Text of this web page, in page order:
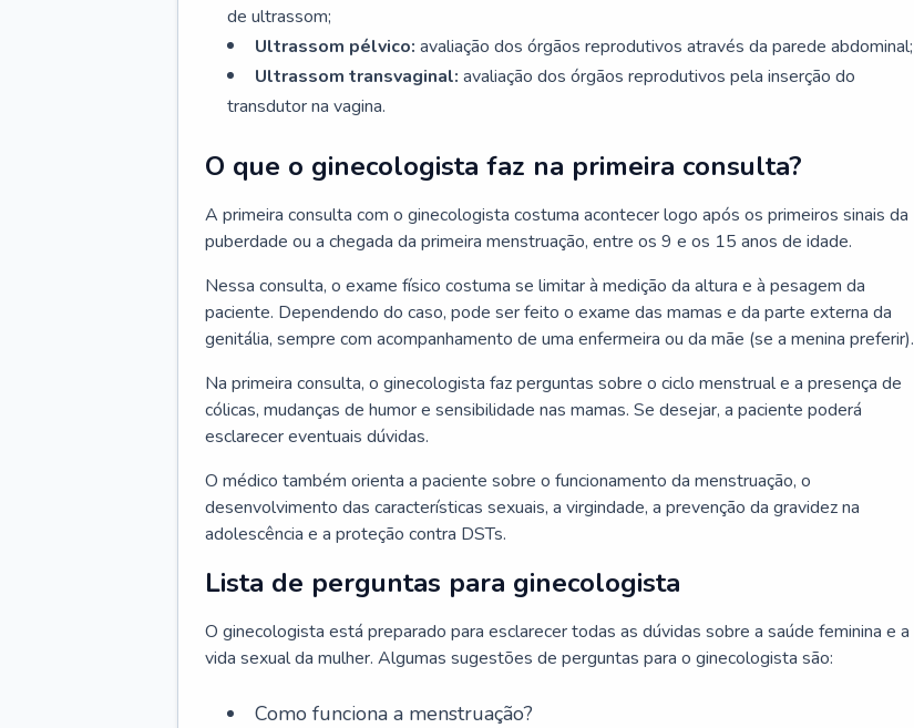
de ultrassom;
Ultrassom pélvico: avaliação dos órgãos reprodutivos através da parede abdominal;
Ultrassom transvaginal: avaliação dos órgãos reprodutivos pela inserção do
transdutor na vagina.
O que o ginecologista faz na primeira consulta?
A primeira consulta com o ginecologista costuma acontecer logo após os primeiros sinais da
puberdade ou a chegada da primeira menstruação, entre os 9 e os 15 anos de idade.
Nessa consulta, o exame físico costuma se limitar à medição da altura e à pesagem da
paciente. Dependendo do caso, pode ser feito o exame das mamas e da parte externa da
genitália, sempre com acompanhamento de uma enfermeira ou da mãe (se a menina preferir).
Na primeira consulta, o ginecologista faz perguntas sobre o ciclo menstrual e a presença de
cólicas, mudanças de humor e sensibilidade nas mamas. Se desejar, a paciente poderá
esclarecer eventuais dúvidas.
O médico também orienta a paciente sobre o funcionamento da menstruação, o
desenvolvimento das características sexuais, a virgindade, a prevenção da gravidez na
adolescência e a proteção contra DSTs.
Lista de perguntas para ginecologista
O ginecologista está preparado para esclarecer todas as dúvidas sobre a saúde feminina e a
vida sexual da mulher. Algumas sugestões de perguntas para o ginecologista são:
Como funciona a menstruação?